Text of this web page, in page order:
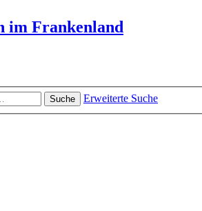
im Frankenland
Suche
Erweiterte Suche